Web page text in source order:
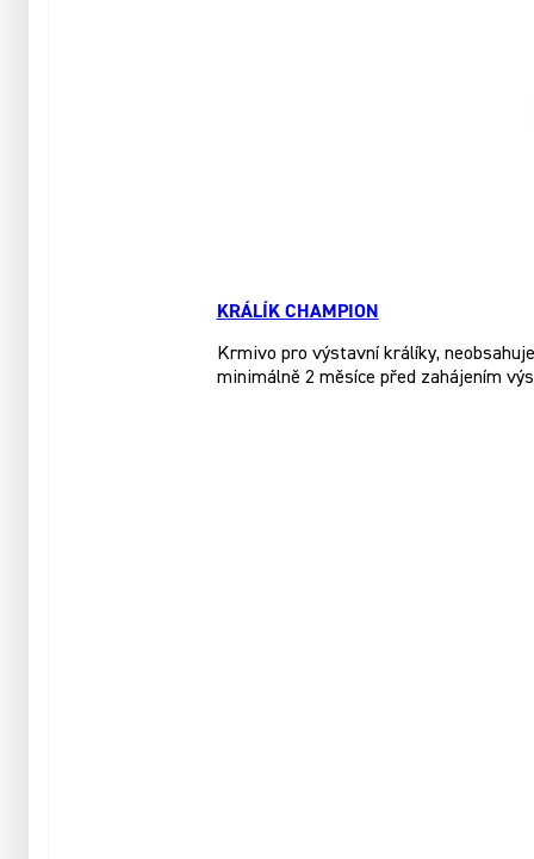
KRÁLÍK CHAMPION
Krmivo pro výstavní králíky,
minimálně 2 měsíce před zahájením